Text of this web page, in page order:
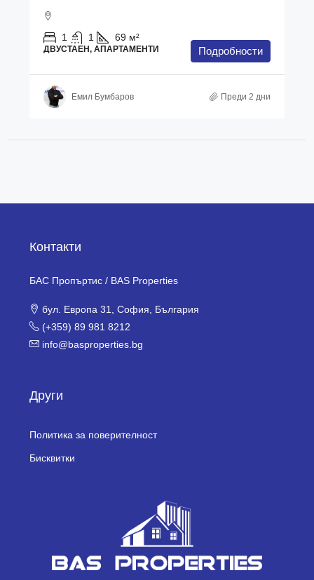
1 1 69 м²
ДВУСТАЕН, АПАРТАМЕНТИ Подробности
Емил Бумбаров Преди 2 дни
Контакти
БАС Пропъртис / BAS Properties
бул. Европа 31, София, България
(+359) 89 981 8212
info@basproperties.bg
Други
Политика за поверителност
Бисквитки